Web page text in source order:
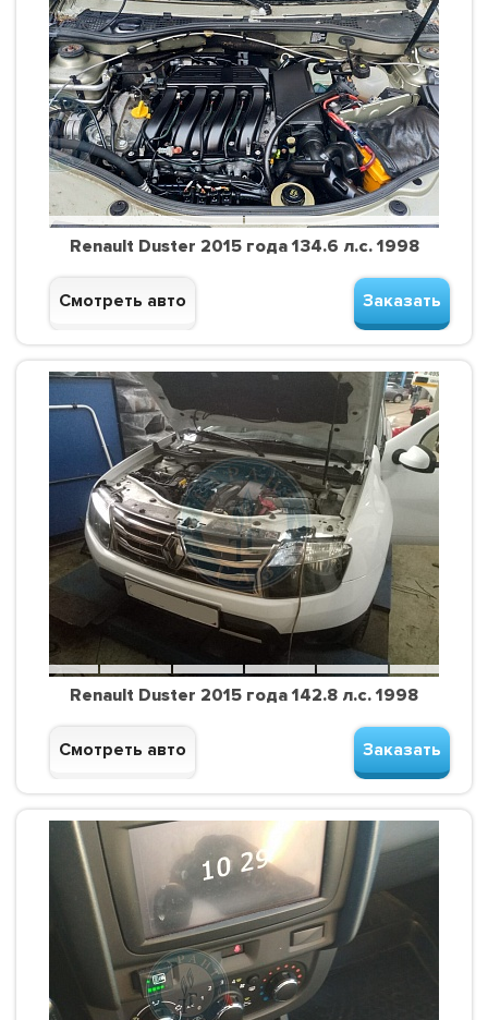
Renault Duster 2015 года 134.6 л.с. 1998
Смотреть авто Заказать
Renault Duster 2015 года 142.8 л.с. 1998
Смотреть авто Заказать